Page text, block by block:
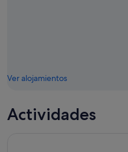
Ver alojamientos
Actividades